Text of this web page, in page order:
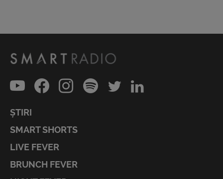
ȘTIRI
SMART SHORTS
LIVE FEVER
BRUNCH FEVER